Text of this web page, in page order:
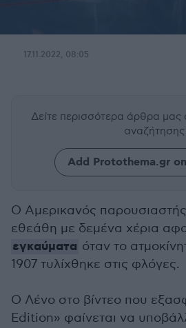
17.11.2022, 08:05
Δείτε περισσότερα άρθρα μας
αναζήτησης
Add Protothema.gr
Ο Αμερικανός παρουσιαστής
εθεάθη με δεμένα χέρια
εγκαύματα όταν το
1907 τυλίχθηκε στις φλόγες.
Ο Λένο στο βίντεο που
Edition» φαίνεται να